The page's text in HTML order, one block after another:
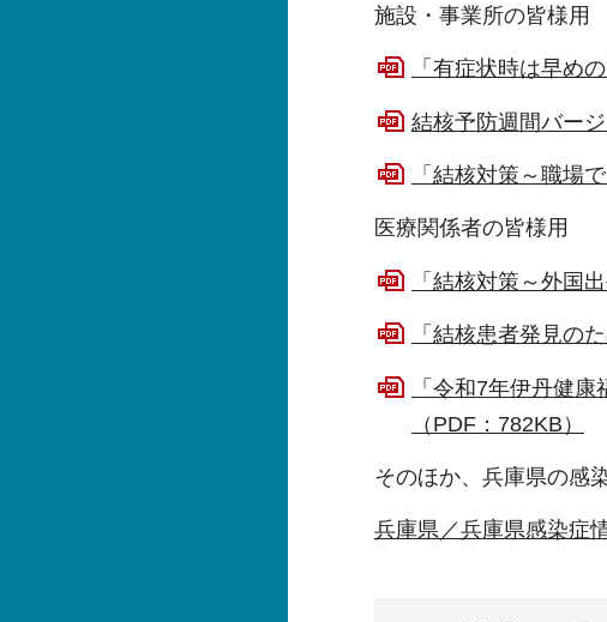
施設・事業所の皆様用
「有症状時は早め
結核予防週間バー
「結核対策～職場
医療関係者の皆様用
「結核対策～外国
「結核患者発見の
「令和7年伊丹健
（PDF：782KB）
そのほか、兵庫県の感
兵庫県／兵庫県感染症